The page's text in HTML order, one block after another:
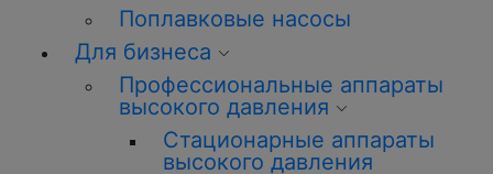
Поплавковые насосы
Для бизнеса
Профессиональные аппараты
высокого давления
Стационарные аппараты
высокого давления